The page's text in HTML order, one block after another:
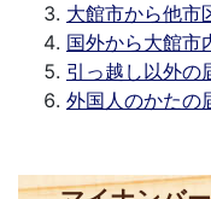
大館市から他市
国外から大館市
引っ越し以外の
外国人のかたの